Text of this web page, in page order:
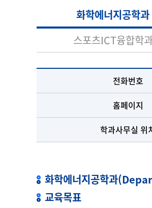
화학에너지공학과
스포츠ICT융합학
전화번호
홈페이지
학과사무실 위
화학에너지공학과
교육목표